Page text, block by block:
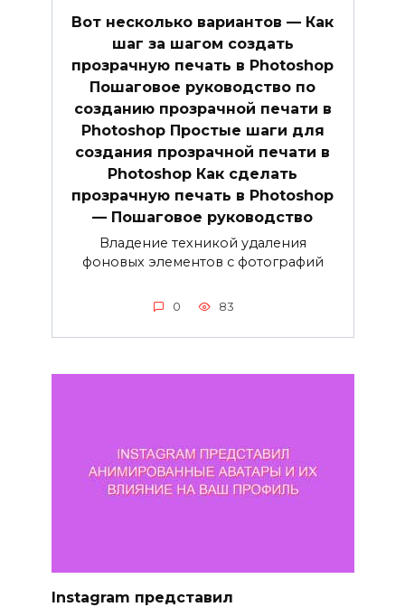
Вот несколько вариантов — Как
шаг за шагом создать
прозрачную печать в Photoshop
Пошаговое руководство по
созданию прозрачной печати в
Photoshop Простые шаги для
создания прозрачной печати в
Photoshop Как сделать
прозрачную печать в Photoshop
— Пошаговое руководство
Владение техникой удаления
фоновых элементов с фотографий
0 83
Instagram представил